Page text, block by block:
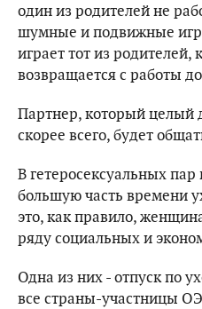
один из родителей не
шумные и подвижные
играет тот из родителей,
возвращается с работы
Партнер, который целый
скорее всего, будет
В гетеросексуальных
большую часть времени
это, как правило,
ряду социальных и
Одна из них - отпуск по
все страны-участницы